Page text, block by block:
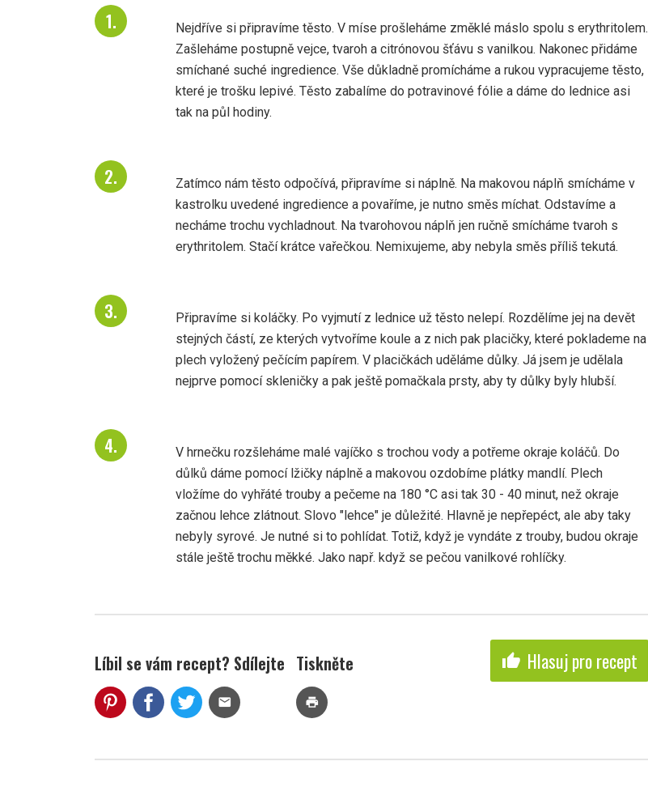
Nejdříve si připravíme těsto. V míse prošleháme změklé máslo spolu s erythritolem.
Zašleháme postupně vejce, tvaroh a citrónovou šťávu s vanilkou. Nakonec přidáme
smíchané suché ingredience. Vše důkladně promícháme a rukou vypracujeme těsto,
které je trošku lepivé. Těsto zabalíme do potravinové fólie a dáme do lednice asi
tak na půl hodiny.
Zatímco nám těsto odpočívá, připravíme si náplně. Na makovou náplň smícháme v
kastrolku uvedené ingredience a povaříme, je nutno směs míchat. Odstavíme a
necháme trochu vychladnout. Na tvarohovou náplň jen ručně smícháme tvaroh s
erythritolem. Stačí krátce vařečkou. Nemixujeme, aby nebyla směs příliš tekutá.
Připravíme si koláčky. Po vyjmutí z lednice už těsto nelepí. Rozdělíme jej na devět
stejných částí, ze kterých vytvoříme koule a z nich pak placičky, které poklademe na
plech vyložený pečícím papírem. V placičkách uděláme důlky. Já jsem je udělala
nejprve pomocí skleničky a pak ještě pomačkala prsty, aby ty důlky byly hlubší.
V hrnečku rozšleháme malé vajíčko s trochou vody a potřeme okraje koláčů. Do
důlků dáme pomocí lžičky náplně a makovou ozdobíme plátky mandlí. Plech
vložíme do vyhřáté trouby a pečeme na 180 °C asi tak 30 - 40 minut, než okraje
začnou lehce zlátnout. Slovo "lehce" je důležité. Hlavně je nepřepéct, ale aby taky
nebyly syrové. Je nutné si to pohlídat. Totiž, když je vyndáte z trouby, budou okraje
stále ještě trochu měkké. Jako např. když se pečou vanilkové rohlíčky.
Líbil se vám recept? Sdílejte
mail
Tiskněte
print
thumb_up Hlasuj pro recept